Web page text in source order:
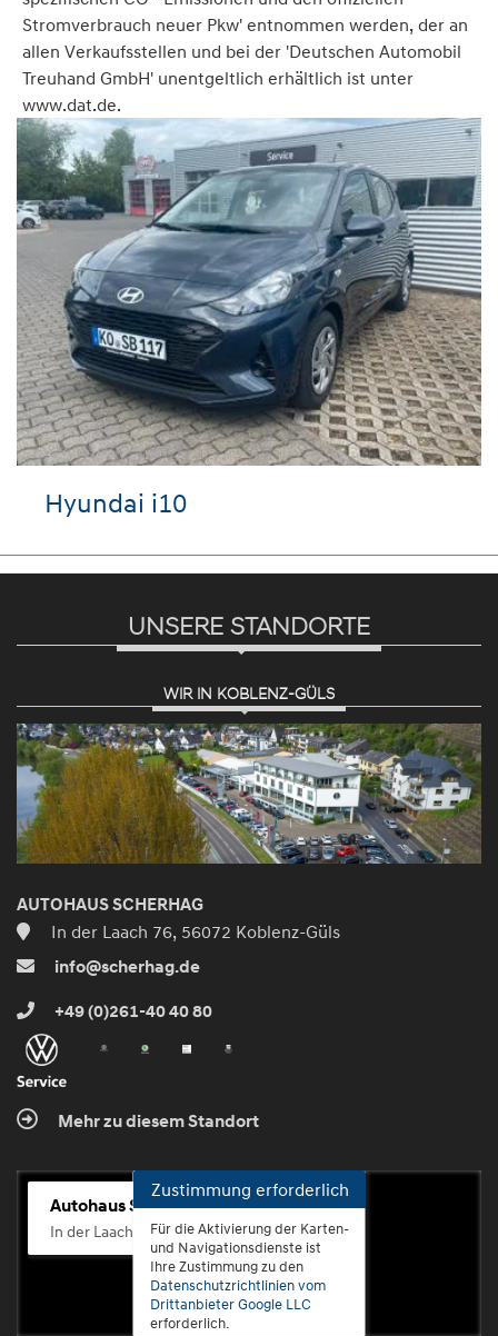
Stromverbrauch neuer Pkw' entnommen werden, der an
allen Verkaufsstellen und bei der 'Deutschen Automobil
Treuhand GmbH' unentgeltlich erhältlich ist unter
www.dat.de.
Hyundai i10
UNSERE STANDORTE
WIR IN KOBLENZ-GÜLS
AUTOHAUS SCHERHAG
In der Laach 76, 56072 Koblenz-Güls
info@scherhag.de
+49 (0)261-40 40 80
Mehr zu diesem Standort
Autohaus Scherhag
In der Laach 76, 56072 Koblenz-Güls
Zustimmung erforderlich
Für die Aktivierung der Karten-
und Navigationsdienste ist
Ihre Zustimmung zu den
Datenschutzrichtlinien vom
Drittanbieter Google LLC
erforderlich.